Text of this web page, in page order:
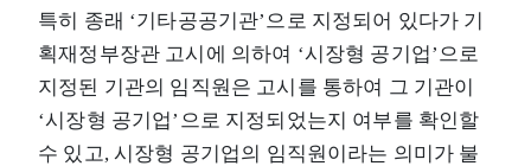
특히 종래 ‘기타공공기관’으로 지정되어 있다가 기
획재정부장관 고시에 의하여 ‘시장형 공기업’으로
지정된 기관의 임직원은 고시를 통하여 그 기관이
‘시장형 공기업’으로 지정되었는지 여부를 확인할
수 있고, 시장형 공기업의 임직원이라는 의미가 불